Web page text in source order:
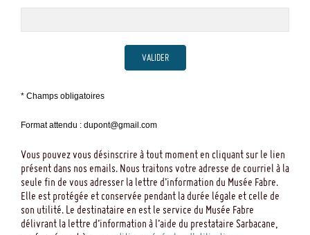
VALIDER
* Champs obligatoires
Format attendu : dupont@gmail.com
Vous pouvez vous désinscrire à tout moment en cliquant sur le lien
présent dans nos emails. Nous traitons votre adresse de courriel à la
seule fin de vous adresser la lettre d’information du Musée Fabre.
Elle est protégée et conservée pendant la durée légale et celle de
son utilité. Le destinataire en est le service du Musée Fabre
délivrant la lettre d’information à l’aide du prestataire Sarbacane,